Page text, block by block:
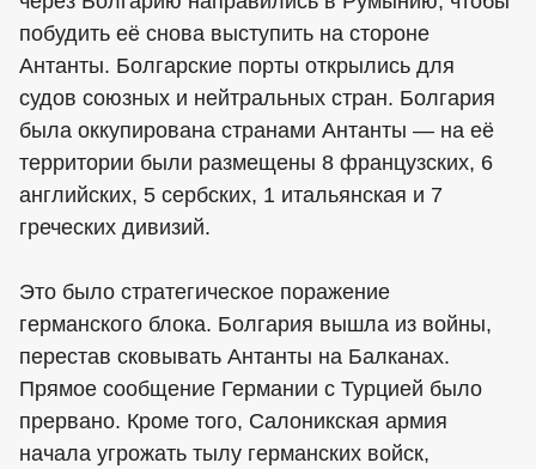
побудить её снова выступить на стороне
Антанты. Болгарские порты открылись для
судов союзных и нейтральных стран. Болгария
была оккупирована странами Антанты — на её
территории были размещены 8 французских, 6
английских, 5 сербских, 1 итальянская и 7
греческих дивизий.
Это было стратегическое поражение
германского блока. Болгария вышла из войны,
перестав сковывать Антанты на Балканах.
Прямое сообщение Германии с Турцией было
прервано. Кроме того, Салоникская армия
начала угрожать тылу германских войск,